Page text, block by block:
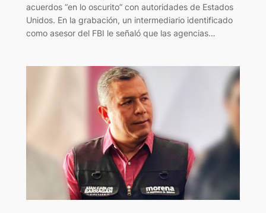
acuerdos “en lo oscurito” con autoridades de Estados
Unidos. En la grabación, un intermediario identificado
como asesor del FBI le señaló que las agencias…